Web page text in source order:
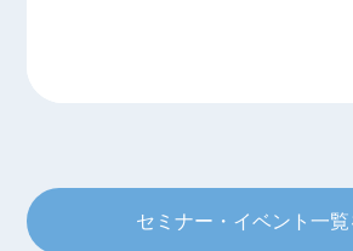
セミナー・イベント一覧